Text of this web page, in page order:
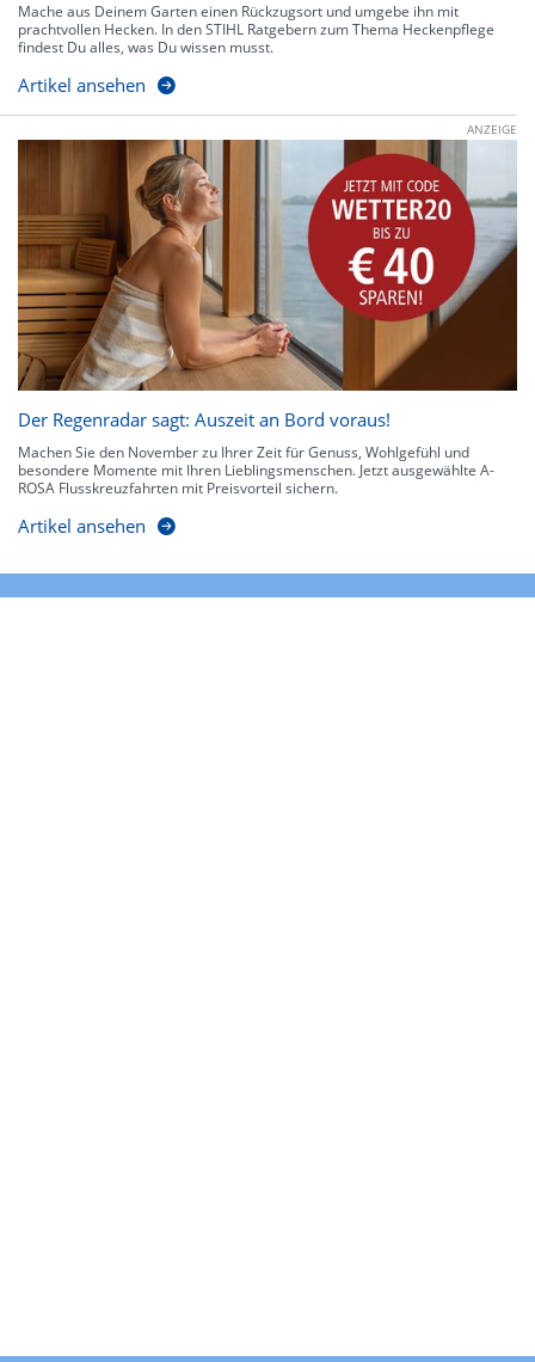
Mache aus Deinem Garten einen Rückzugsort und umgebe ihn mit
prachtvollen Hecken. In den STIHL Ratgebern zum Thema Heckenpflege
findest Du alles, was Du wissen musst.
Artikel ansehen
ANZEIGE
Der Regenradar sagt: Auszeit an Bord voraus!
Machen Sie den November zu Ihrer Zeit für Genuss, Wohlgefühl und
besondere Momente mit Ihren Lieblingsmenschen. Jetzt ausgewählte A-
ROSA Flusskreuzfahrten mit Preisvorteil sichern.
Artikel ansehen